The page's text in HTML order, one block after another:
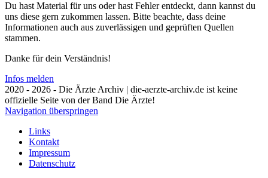
Du hast Material für uns oder hast Fehler entdeckt, dann kannst du
uns diese gern zukommen lassen. Bitte beachte, dass deine
Informationen auch aus zuverlässigen und geprüften Quellen
stammen.
Danke für dein Verständnis!
Infos melden
2020 - 2026 - Die Ärzte Archiv | die-aerzte-archiv.de ist keine
offizielle Seite von der Band Die Ärzte!
Navigation überspringen
Links
Kontakt
Impressum
Datenschutz